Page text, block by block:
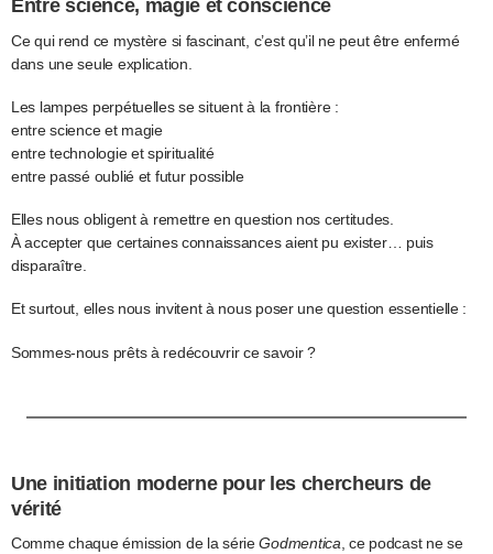
Entre science, magie et conscience
Ce qui rend ce mystère si fascinant, c’est qu’il ne peut être enfermé
dans une seule explication.
Les lampes perpétuelles se situent à la frontière :
entre science et magie
entre technologie et spiritualité
entre passé oublié et futur possible
Elles nous obligent à remettre en question nos certitudes.
À accepter que certaines connaissances aient pu exister… puis
disparaître.
Et surtout, elles nous invitent à nous poser une question essentielle :
Sommes-nous prêts à redécouvrir ce savoir ?
Une initiation moderne pour les chercheurs de
vérité
Comme chaque émission de la sérieGodmentica, ce podcast ne se